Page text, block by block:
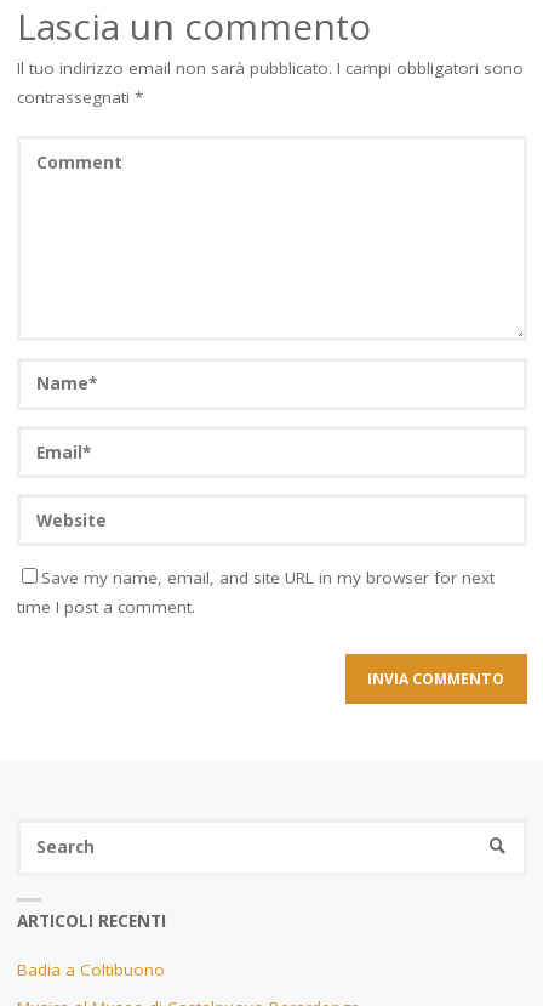
Lascia un commento
Il tuo indirizzo email non sarà pubblicato. I campi obbligatori sono
contrassegnati *
Save my name, email, and site URL in my browser for next
time I post a comment.
ARTICOLI RECENTI
Badia a Coltibuono